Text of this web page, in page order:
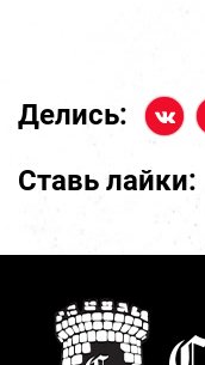
Делись:
Ставь лайки: